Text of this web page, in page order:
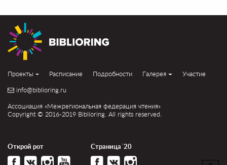
Проекты Расписание Подробности Галерея
Участие
info@biblioring.ru
Ассоциация «Межрегиональная федерация чтения»
Copyright © 2016-2019 Biblioring. All rights reserved.
Открой рот Страница´20